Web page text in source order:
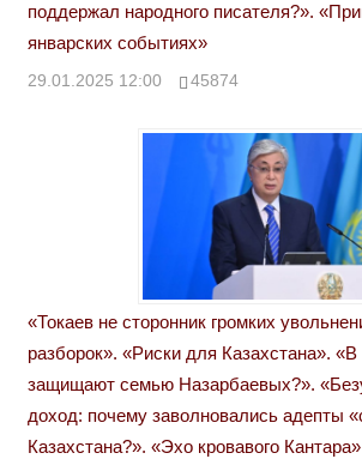
поддержал народного писателя?».
январских событиях»
29.01.2025 12:00 45874
«Токаев не сторонник громких
разборок». «Риски для Казахстана». «В
защищают семью Назарбаевых?».
доход: почему заволновались адепты
Казахстана?». «Эхо кровавого Кантара»